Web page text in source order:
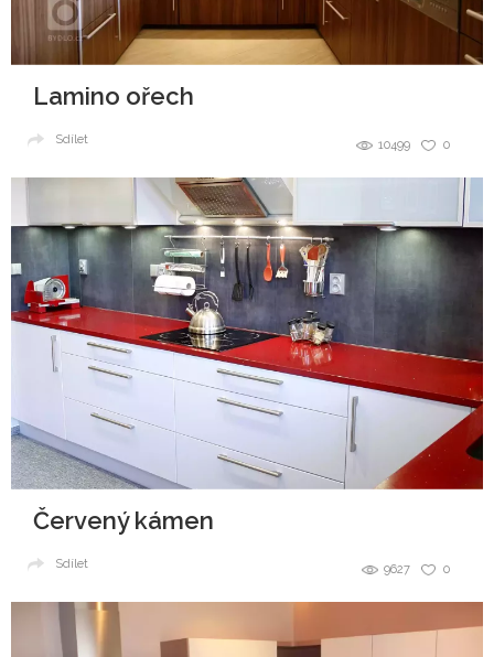
Lamino ořech
0
10499
Sdílet
Červený kámen
0
9627
Sdílet